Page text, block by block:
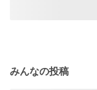
みんなの投稿